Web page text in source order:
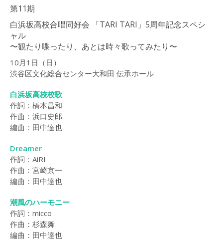
第11期
白浜坂高校合唱同好会 「TARI TARI」5周年記念スペシ
ャル
〜観たり喋ったり、あとは時々歌ってみたり〜
10月1日（日）
渋谷区文化総合センター大和田 伝承ホール
白浜坂高校校歌
作詞：橋本昌和
作曲：浜口史郎
編曲：田中達也
Dreamer
作詞：AiRI
作曲：宮崎京一
編曲：田中達也
潮風のハーモニー
作詞：micco
作曲：杉森舞
編曲：田中達也